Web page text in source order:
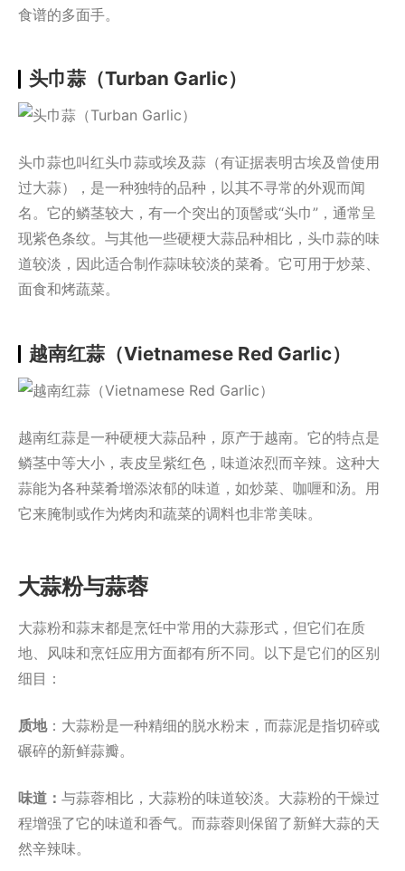
食谱的多面手。
头巾蒜（Turban Garlic）
头巾蒜也叫红头巾蒜或埃及蒜（有证据表明古埃及曾使用
过大蒜），是一种独特的品种，以其不寻常的外观而闻
名。它的鳞茎较大，有一个突出的顶髻或“头巾”，通常呈
现紫色条纹。与其他一些硬梗大蒜品种相比，头巾蒜的味
道较淡，因此适合制作蒜味较淡的菜肴。它可用于炒菜、
面食和烤蔬菜。
越南红蒜（Vietnamese Red Garlic）
越南红蒜是一种硬梗大蒜品种，原产于越南。它的特点是
鳞茎中等大小，表皮呈紫红色，味道浓烈而辛辣。这种大
蒜能为各种菜肴增添浓郁的味道，如炒菜、咖喱和汤。用
它来腌制或作为烤肉和蔬菜的调料也非常美味。
大蒜粉与蒜蓉
大蒜粉和蒜末都是烹饪中常用的大蒜形式，但它们在质
地、风味和烹饪应用方面都有所不同。以下是它们的区别
细目：
质地：大蒜粉是一种精细的脱水粉末，而蒜泥是指切碎或
碾碎的新鲜蒜瓣。
味道： 与蒜蓉相比，大蒜粉的味道较淡。大蒜粉的干燥过
程增强了它的味道和香气。而蒜蓉则保留了新鲜大蒜的天
然辛辣味。